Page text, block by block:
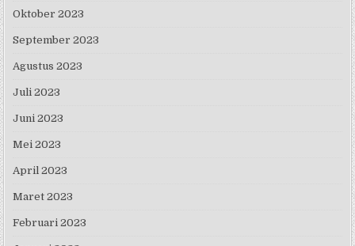
Oktober 2023
September 2023
Agustus 2023
Juli 2023
Juni 2023
Mei 2023
April 2023
Maret 2023
Februari 2023